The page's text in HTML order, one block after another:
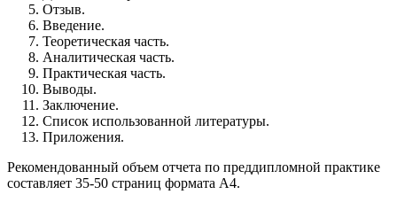
Отзыв.
Введение.
Теоретическая часть.
Аналитическая часть.
Практическая часть.
Выводы.
Заключение.
Список использованной литературы.
Приложения.
Рекомендованный объем отчета по преддипломной практике
составляет 35-50 страниц формата А4.